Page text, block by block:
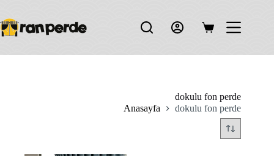
content
Shopping
dokulu fon perde
Anasayfa
dokulu fon perde